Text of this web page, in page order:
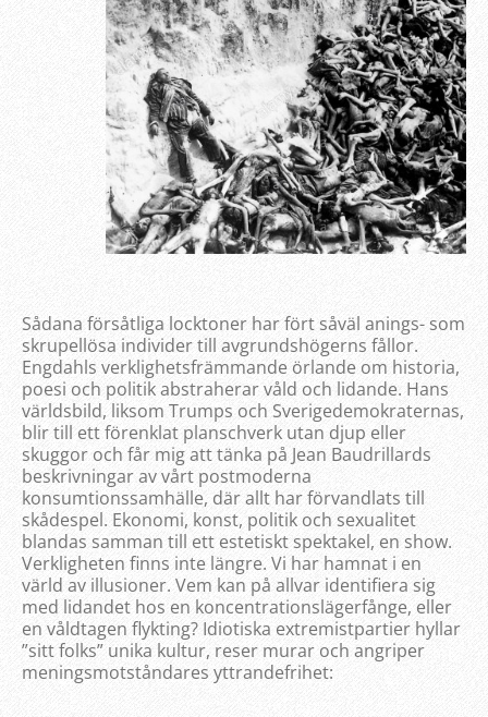
Sådana försåtliga locktoner har fört såväl anings- som
skrupellösa individer till avgrundshögerns fållor.
Engdahls verklighetsfrämmande örlande om historia,
poesi och politik abstraherar våld och lidande. Hans
världsbild, liksom Trumps och Sverigedemokraternas,
blir till ett förenklat planschverk utan djup eller
skuggor och får mig att tänka på Jean Baudrillards
beskrivningar av vårt postmoderna
konsumtionssamhälle, där allt har förvandlats till
skådespel. Ekonomi, konst, politik och sexualitet
blandas samman till ett estetiskt spektakel, en show.
Verkligheten finns inte längre. Vi har hamnat i en
värld av illusioner. Vem kan på allvar identifiera sig
med lidandet hos en koncentrationslägerfånge, eller
en våldtagen flykting? Idiotiska extremistpartier hyllar
”sitt folks” unika kultur, reser murar och angriper
meningsmotståndares yttrandefrihet: